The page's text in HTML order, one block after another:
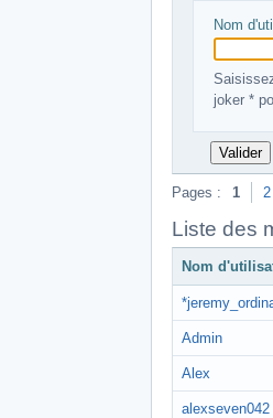
Nom
joker *
Pages : 1 2
Liste des
Nom
Admin
Alex
alexseven042